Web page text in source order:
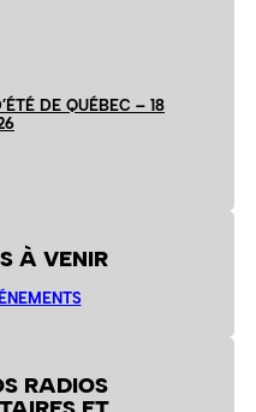
DE QUÉBEC – 18
À VENIR
RADIOS